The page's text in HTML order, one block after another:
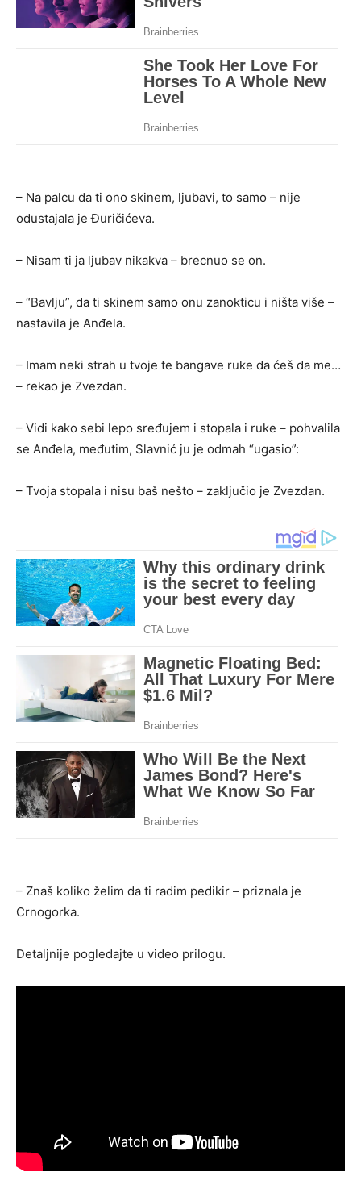
– Na palcu da ti ono skinem, ljubavi, to samo – nije
odustajala je Đuričićeva.
– Nisam ti ja ljubav nikakva – brecnuo se on.
– “Bavlju”, da ti skinem samo onu zanokticu i ništa više –
nastavila je Anđela.
– Imam neki strah u tvoje te bangave ruke da ćeš da me…
– rekao je Zvezdan.
– Vidi kako sebi lepo sređujem i stopala i ruke – pohvalila
se Anđela, međutim, Slavnić ju je odmah “ugasio”:
– Tvoja stopala i nisu baš nešto – zaključio je Zvezdan.
– Znaš koliko želim da ti radim pedikir – priznala je
Crnogorka.
Detaljnije pogledajte u video prilogu.